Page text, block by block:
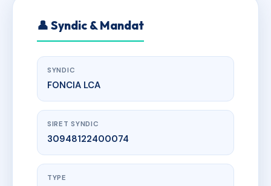
👤 Syndic & Mandat
SYNDIC
FONCIA LCA
SIRET SYNDIC
30948122400074
TYPE